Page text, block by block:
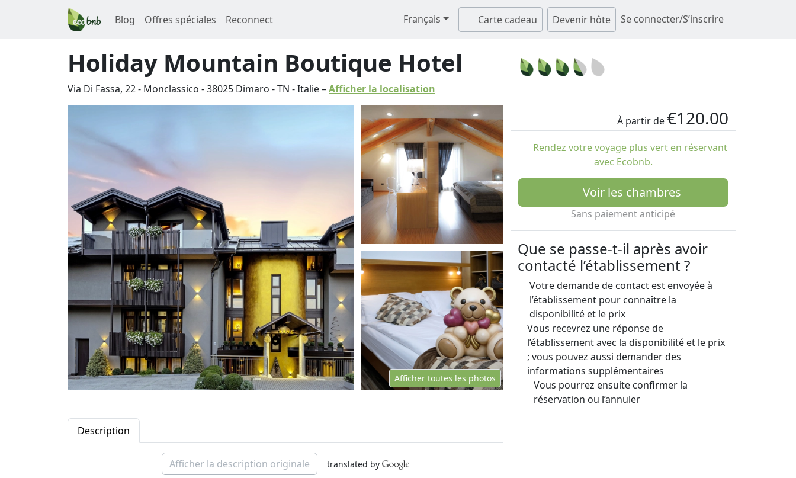
Blog Offres spéciales Reconnect Français Carte cadeau Devenir hôte Se connecter/S’inscrire
Holiday Mountain Boutique Hotel
Via Di Fassa, 22 - Monclassico -38025 Dimaro -TN -Italie–Afficher la localisation
Afficher toutes les photos
Description
Afficher la description originale translated by
À partir de€120.00
Rendez votre voyage plus vert en réservant
avec Ecobnb.
Voir les chambres
Sans paiement anticipé
Que se passe-t-il après avoir
contacté l’établissement ?
Votre demande de contact est envoyée à
l’établissement pour connaître la
disponibilité et le prix
Vous recevrez une réponse de
l’établissement avec la disponibilité et le prix
; vous pouvez aussi demander des
informations supplémentaires
Vous pourrez ensuite confirmer la
réservation ou l’annuler